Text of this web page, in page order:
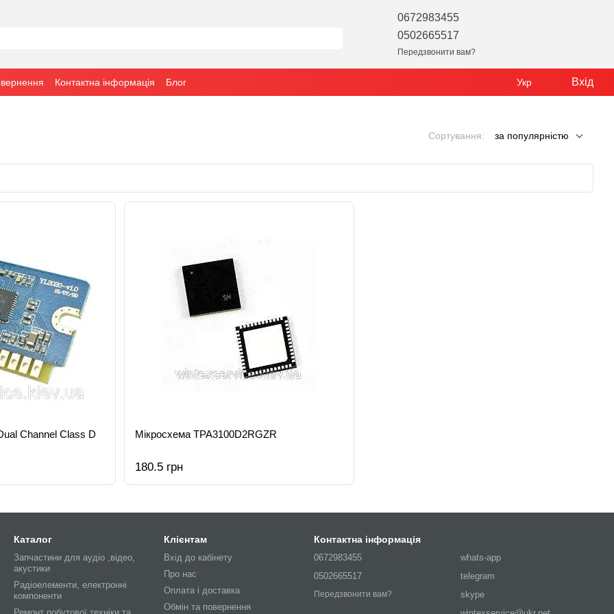
0672983455
0502665517
Передзвонити вам?
Контактна інформація Блог Укр Вхід
Сортування: за популярністю
Channel Class D
Мікросхема TPA3100D2RGZR
180.5 грн
Каталог
Запчастини для аудіо ,відео,
акустики
Радіоелементи, електронні
компоненти
Клієнтам
Вхід до кабінету
Про нас
Оплата і доставка
Обмін та повернення
Контактна інформація
0672983455
0502665517
Передзвонити вам?
whats-app
telegram
skype